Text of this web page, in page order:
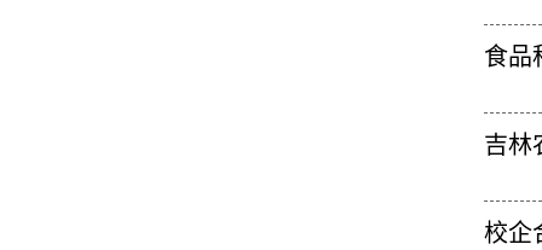
食品
吉林
校企